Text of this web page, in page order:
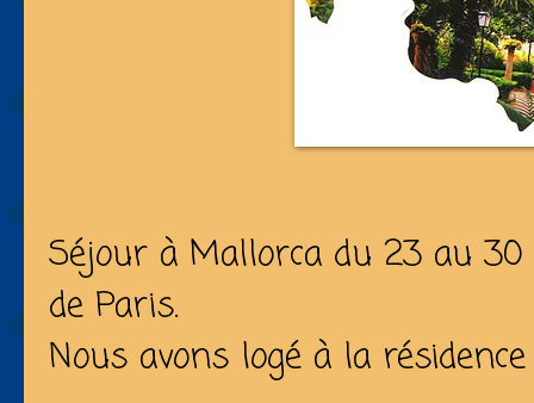
Séjour à Mallorca du 23 au
de Paris.
Nous avons logé à la